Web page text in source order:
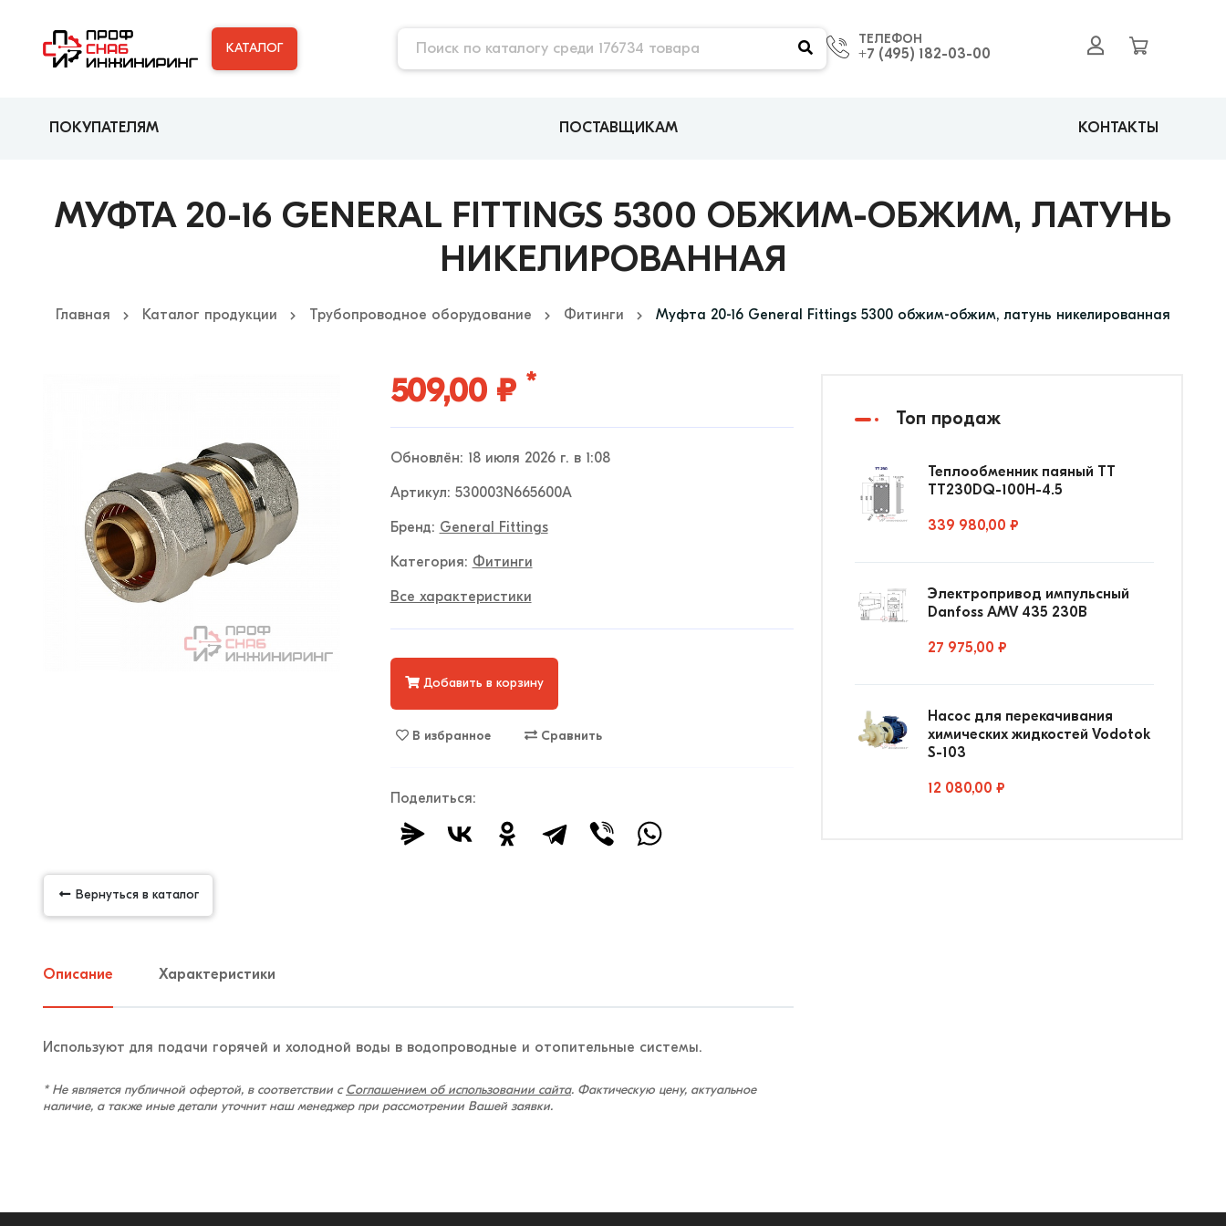
КАТАЛОГ
ТЕЛЕФОН
+7 (495) 182-03-00
ПОКУПАТЕЛЯМ ПОСТАВЩИКАМ КОНТАКТЫ
Главная Каталог продукции Трубопроводное оборудование Фитинги Муфта 20-16 General Fittings 5300 обжим-обжим, латунь никелированная
МУФТА 20-16 GENERAL FITTINGS 5300 ОБЖИМ-ОБЖИМ, ЛАТУНЬ
НИКЕЛИРОВАННАЯ
509,00 ₽ *
Обновлён: 18 июля 2026 г. в 1:08
Артикул: 530003N665600A
Бренд: General Fittings
Категория: Фитинги
Все характеристики
Добавить в корзину
В избранное Сравнить
Поделиться:
Вернуться в каталог
Описание Характеристики
Используют для подачи горячей и холодной воды в водопроводные и отопительные системы.
* Не является публичной офертой, в соответствии с Соглашением об использовании сайта. Фактическую цену, актуальное
наличие, а также иные детали уточнит наш менеджер при рассмотрении Вашей заявки.
Топ продаж
Теплообменник паяный ТТ
ТТ230DQ-100Н-4.5
339 980,00 ₽
Электропривод импульсный
Danfoss AMV 435 230В
27 975,00 ₽
Насос для перекачивания
химических жидкостей Vodotok
S-103
12 080,00 ₽